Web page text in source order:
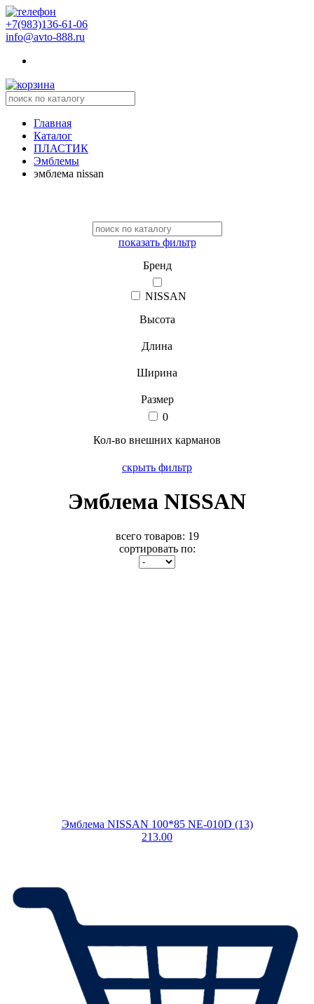
+7(983)136-61-06
info@avto-888.ru
Главная
Каталог
ПЛАСТИК
Эмблемы
эмблема nissan
показать фильтр
Бренд
NISSAN
Высота
Длина
Ширина
Размер
0
Кол-во внешних карманов
скрыть фильтр
Эмблема NISSAN
всего товаров: 19
сортировать по:
Эмблема NISSAN 100*85 NE-010D (13)
213.00